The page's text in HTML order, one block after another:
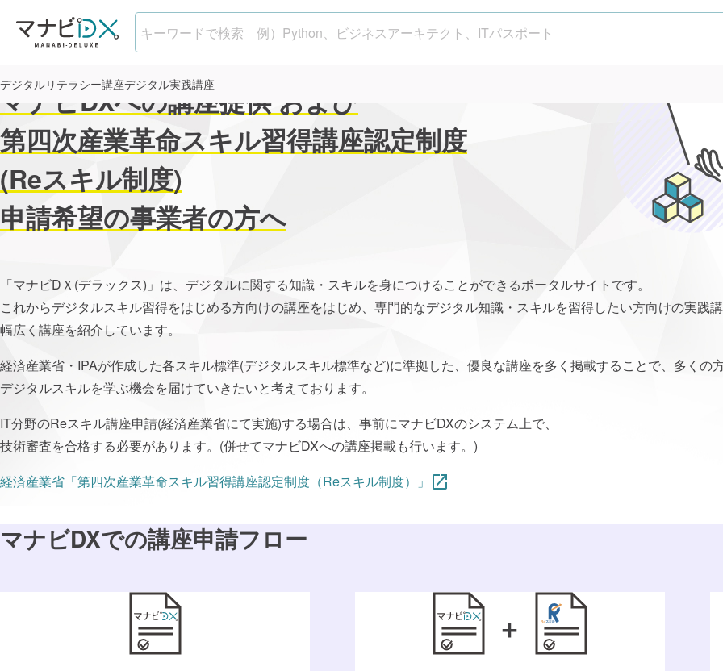
デジタルリテラシー講座デジタル実践講座
マナビDXへの講座提供 および
第四次産業革命スキル習得講座認定制度
(Reスキル制度)
申請希望の事業者の方へ
「マナビDＸ(デラックス)」は、デジタルに関する知識・スキルを身につけることができるポータルサイトです。
これからデジタルスキル習得をはじめる方向けの講座をはじめ、専門的なデジタル知識・スキルを習得したい方向けの実践
幅広く講座を紹介しています。
経済産業省・IPAが作成した各スキル標準(デジタルスキル標準など)に準拠した、優良な講座を多く掲載することで、多くの
デジタルスキルを学ぶ機会を届けていきたいと考えております。
IT分野のReスキル講座申請(経済産業省にて実施)する場合は、事前にマナビDXのシステム上で、
技術審査を合格する必要があります。(併せてマナビDXへの講座掲載も行います。)
経済産業省「第四次産業⾰命スキル習得講座認定制度（Reスキル制度）」
マナビDXでの講座申請フロー